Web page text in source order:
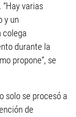
varias
y un
colega
durante la
propone”, se
solo se procesó a
de